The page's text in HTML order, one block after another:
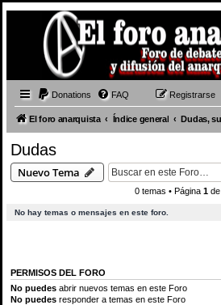
Donations FAQ Registrarse
El foro anarquista Índice general
Dudas
Nuevo Tema
0 temas • Página 1de
No hay temas o mensajes en este foro.
PERMISOS DEL FORO
No puedes abrir nuevos temas en este Foro
No puedes responder a temas en este Foro